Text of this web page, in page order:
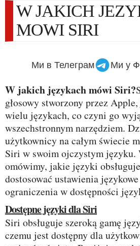
W JAKICH JEZYKACH
MOWI SIRI
Ми в Телеграм Ми у
W jakich językach mówi Siri?
głosowy stworzony przez
wielu językach, co czyni go
wszechstronnym narzędziem.
użytkownicy na całym świecie
Siri w swoim ojczystym
omówimy, jakie języki
dostosować ustawienia
ograniczenia w dostępności
Dostępne języki dla Siri
Siri obsługuje szeroką gamę języków, dzięki
czemu jest dostępny dla